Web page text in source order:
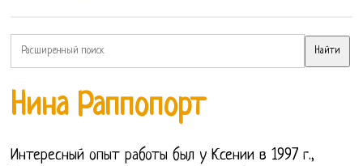
Нина Раппопорт
Интересный опыт работы был у Ксении в 1997 г.,